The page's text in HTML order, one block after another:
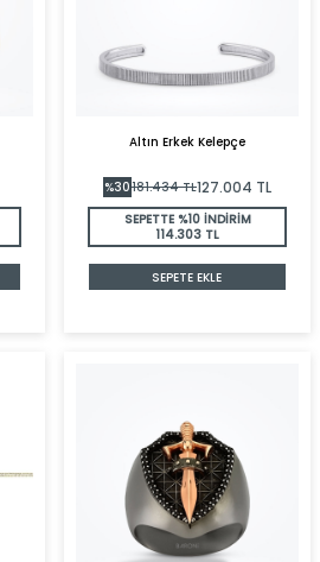
Altın Erkek Kelepçe
%30181.434TL127.004 TL
SEPETTE %10 İNDİRİM
114.303 TL
SEPETE EKLE